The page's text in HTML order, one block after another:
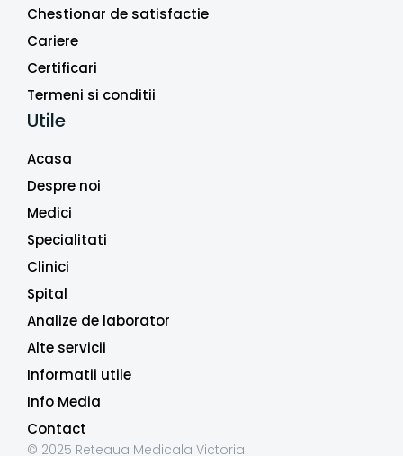
Chestionar de satisfactie
Cariere
Certificari
Termeni si conditii
Utile
Acasa
Despre noi
Medici
Specialitati
Clinici
Spital
Analize de laborator
Alte servicii
Informatii utile
Info Media
Contact
© 2025 Reteaua Medicala Victoria